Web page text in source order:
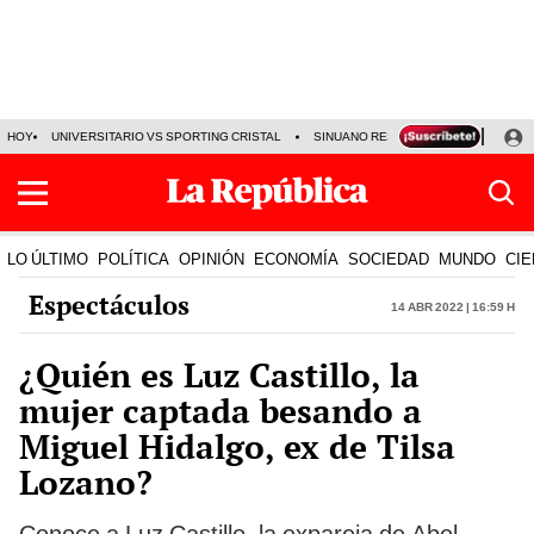
HOY UNIVERSITARIO VS SPORTING CRISTAL SINUANO RESULTADOS HOY
LO ÚLTIMO POLÍTICA OPINIÓN ECONOMÍA SOCIEDAD MUNDO
Espectáculos 14 Abr 2022 | 16:59 h
¿Quién es Luz Castillo, la
mujer captada besando a
Miguel Hidalgo, ex de Tilsa
Lozano?